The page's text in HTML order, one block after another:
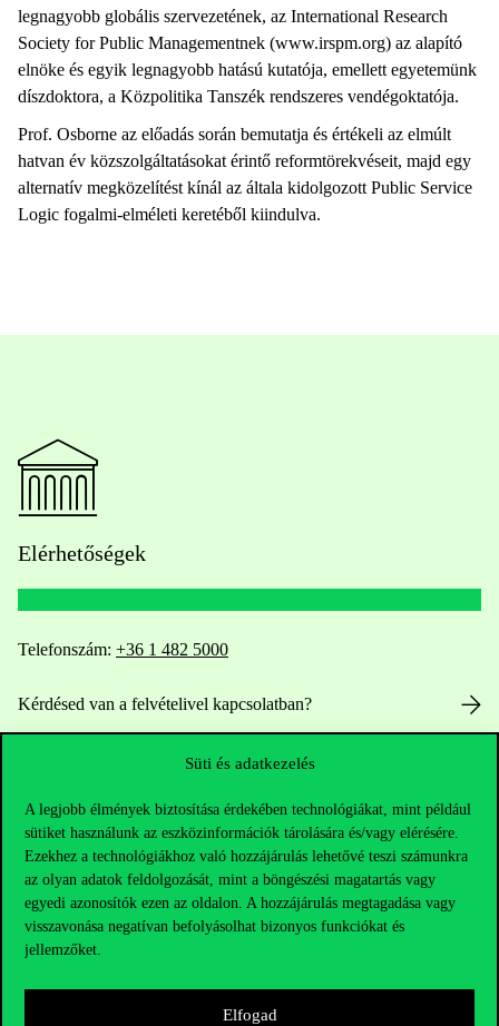
Süti és adatkezelés
A legjobb élmények biztosítása érdekében technológiákat, mint például
sütiket használunk az eszközinformációk tárolására és/vagy elérésére.
Ezekhez a technológiákhoz való hozzájárulás lehetővé teszi számunkra
az olyan adatok feldolgozását, mint a böngészési magatartás vagy
egyedi azonosítók ezen az oldalon. A hozzájárulás megtagadása vagy
visszavonása negatívan befolyásolhat bizonyos funkciókat és
jellemzőket.
Elfogad
legnagyobb globális szervezetének, az International Research
Society for Public Managementnek (www.irspm.org) az alapító
elnöke és egyik legnagyobb hatású kutatója, emellett egyetemünk
díszdoktora, a Közpolitika Tanszék rendszeres vendégoktatója.
Prof. Osborne az előadás során bemutatja és értékeli az elmúlt
hatvan év közszolgáltatásokat érintő reformtörekvéseit, majd egy
alternatív megközelítést kínál az általa kidolgozott Public Service
Logic fogalmi-elméleti keretéből kiindulva.
Elérhetőségek
Telefonszám: +36 1 482 5000
Kérdésed van a felvételivel kapcsolatban?
HUB jelenlegi hallgatóinknak
Sajtó:press@uni-corvinus.hu